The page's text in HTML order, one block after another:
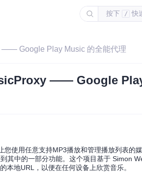
按下 / 快
—— Google Play Music 的全能代理
—— Google
您使用任意支持MP3播放和管理播放列表的
其中的一部分功能。这个项目基于 Simon
本地URL，以便在任何设备上欣赏音乐。